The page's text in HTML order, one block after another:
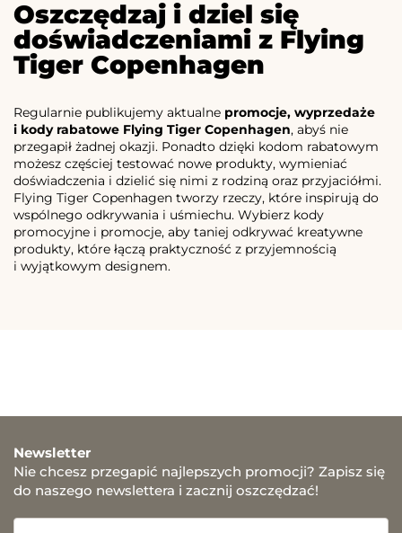
Oszczędzaj i dziel się
doświadczeniami z Flying
Tiger Copenhagen
Regularnie publikujemy aktualne promocje, wyprzedaże
i kody rabatowe Flying Tiger Copenhagen, abyś nie
przegapił żadnej okazji. Ponadto dzięki kodom rabatowym
możesz częściej testować nowe produkty, wymieniać
doświadczenia i dzielić się nimi z rodziną oraz przyjaciółmi.
Flying Tiger Copenhagen tworzy rzeczy, które inspirują do
wspólnego odkrywania i uśmiechu. Wybierz kody
promocyjne i promocje, aby taniej odkrywać kreatywne
produkty, które łączą praktyczność z przyjemnością
i wyjątkowym designem.
Newsletter
Nie chcesz przegapić najlepszych promocji? Zapisz się
do naszego newslettera i zacznij oszczędzać!